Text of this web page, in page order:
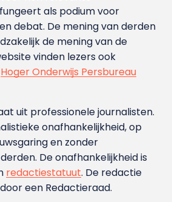
als podium voor
debat. De mening van derden
de mening van de
vinden lezers ook
Hoger Onderwijs Persbureau
uit professionele journalisten.
onafhankelijkheid, op
en zonder
De onafhankelijkheid is
redactiestatuut. De redactie
een Redactieraad.